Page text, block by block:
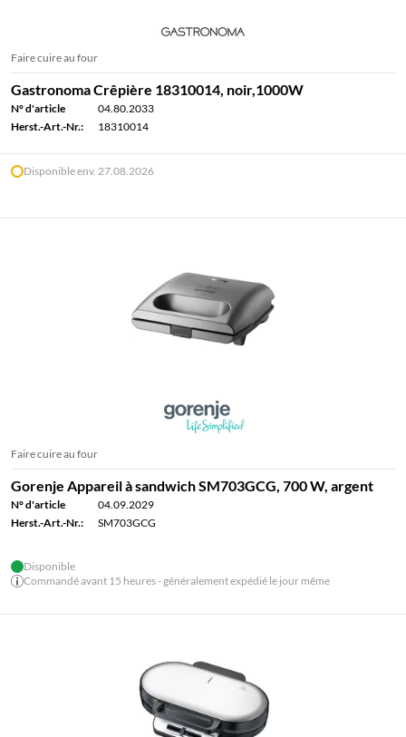
Faire cuire au four
Gastronoma Crêpière 18310014, noir,1000W
N° d'article
04.80.2033
Herst.-Art.-Nr.:
18310014
Disponible env. 27.08.2026
Faire cuire au four
Gorenje Appareil à sandwich SM703GCG, 700 W, argent
N° d'article
04.09.2029
Herst.-Art.-Nr.:
SM703GCG
Disponible
Commandé avant 15 heures - généralement expédié le jour même